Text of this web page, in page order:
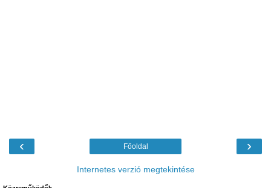
‹ ›
Főoldal
Internetes verzió megtekintése